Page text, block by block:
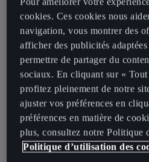
Véhicules hors
L’énergie et les matières premières
notre planète. CUPRA met donc un
manière responsable. C’est
d’œuvrer à mettre en place une
fin de sa vie utile, un produit ne soit
réutilisé comme matière première.
se veut globale et s’articule dès lors
cookies. Ces cookies nous
navigation, vous montrer des
afficher des publicités
permettre de partager du
sociaux. En cliquant sur «
profitez pleinement de notre
ajuster vos préférences en
préférences en matière de
plus, consultez notre Politique
Politique d’utilisation des